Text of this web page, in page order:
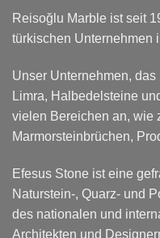
Reisoğlu Marble ist seit
türkischen Unternehmen
Unser Unternehmen, das
Limra, Halbedelsteine
vielen Bereichen an, wie
Marmorsteinbrüchen,
Efesus Stone ist eine
Naturstein-, Quarz- und
des nationalen und
Architekten und